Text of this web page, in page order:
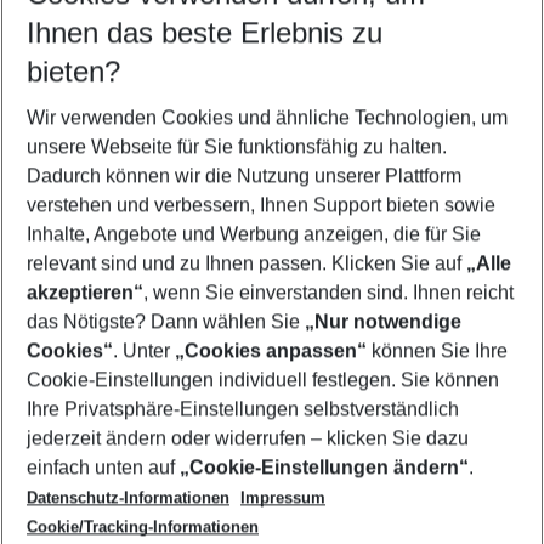
Reisezeitraum wählen
12.08.26– 10.08.27 5-8 Nächte
2 Erwachsene Keine Kinder
Mehr Filter anzeigen
Footer
Footer navigation
Über uns
AGB
Cookie-Einstellungen ändern
Cookie-Richtlinie
Datenschutz
Service & Hilfe
Barrierefreies Reisen
Check-in
Folgen Sie uns
Ihnen das beste Erlebnis zu
bieten?
Wir verwenden Cookies und ähnliche Technologien, um
unsere Webseite für Sie funktionsfähig zu halten.
Dadurch können wir die Nutzung unserer Plattform
verstehen und verbessern, Ihnen Support bieten sowie
Inhalte, Angebote und Werbung anzeigen, die für Sie
relevant sind und zu Ihnen passen. Klicken Sie auf „Alle
akzeptieren“, wenn Sie einverstanden sind. Ihnen reicht
das Nötigste? Dann wählen Sie „Nur notwendige
Cookies“. Unter „Cookies anpassen“ können Sie Ihre
Cookie-Einstellungen individuell festlegen. Sie können
Ihre Privatsphäre-Einstellungen selbstverständlich
jederzeit ändern oder widerrufen – klicken Sie dazu
einfach unten auf „Cookie-Einstellungen ändern“.
Datenschutz-Informationen
Impressum
Cookie/Tracking-Informationen